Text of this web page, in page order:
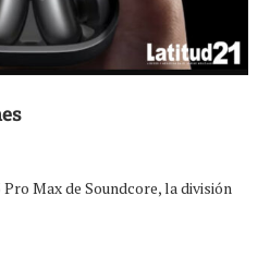
Max de Soundcore, la división